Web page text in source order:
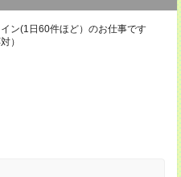
ン(1日60件ほど）のお仕事です
）